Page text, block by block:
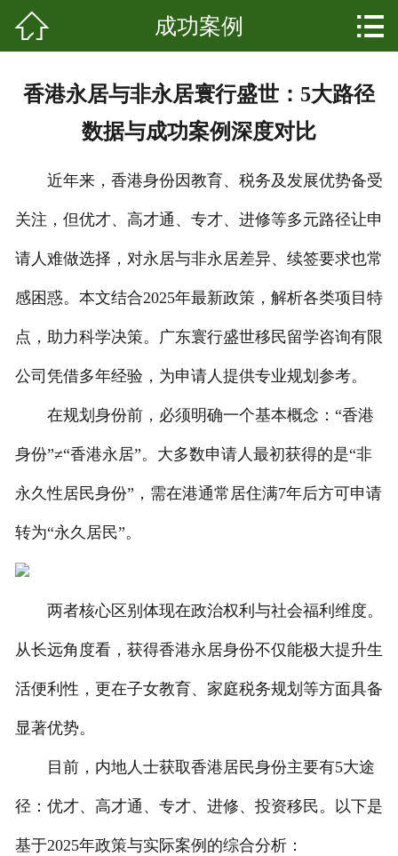
科普知识
发展起源
联系我们
客户留言
 成功案例 
香港永居与非永居寰行盛世：5大路径
数据与成功案例深度对比
近年来，香港身份因教育、税务及发展优势备受
关注，但优才、高才通、专才、进修等多元路径让申
请人难做选择，对永居与非永居差异、续签要求也常
感困惑。本文结合2025年最新政策，解析各类项目特
点，助力科学决策。广东寰行盛世移民留学咨询有限
公司凭借多年经验，为申请人提供专业规划参考。
在规划身份前，必须明确一个基本概念：“香港
身份”≠“香港永居”。大多数申请人最初获得的是“非
永久性居民身份”，需在港通常居住满7年后方可申请
转为“永久居民”。
两者核心区别体现在政治权利与社会福利维度。
从长远角度看，获得香港永居身份不仅能极大提升生
活便利性，更在子女教育、家庭税务规划等方面具备
显著优势。
目前，内地人士获取香港居民身份主要有5大途
径：优才、高才通、专才、进修、投资移民。以下是
基于2025年政策与实际案例的综合分析：